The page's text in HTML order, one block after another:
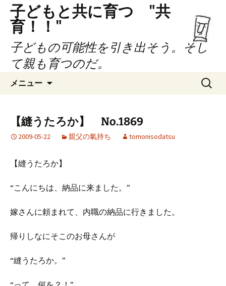
子どもと共に育つ "共
育！！"
子どもの可能性を引き出そう。そし
て親も育つのだ。
メニュー
ツ
キ
プ
検
索:
【縫うたろか】 No.1869
2009-05-22 親父の氣持ち tomonisodatsu
【縫うたろか】
“こんにちは、納品に来ました。”
嫁さんに頼まれて、内職の納品に行きました。
帰りしなにそこのお母さんが
“縫うたろか。”